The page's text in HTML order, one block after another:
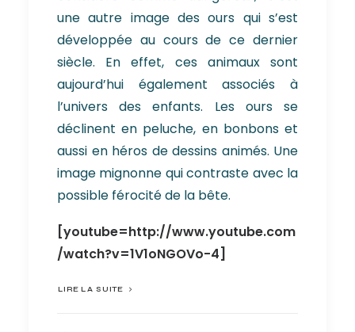
une autre image des ours qui s’est
développée au cours de ce dernier
siècle. En effet, ces animaux sont
aujourd’hui également associés à
l’univers des enfants. Les ours se
déclinent en peluche, en bonbons et
aussi en héros de dessins animés. Une
image mignonne qui contraste avec la
possible férocité de la bête.
[youtube=http://www.youtube.com
/watch?v=1V1oNGOVo-4]
LIRE LA SUITE